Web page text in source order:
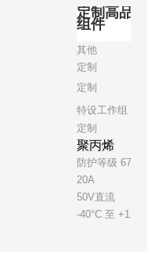
定制高品质
组件
其他
定制
定制
特设工作组 22
定制
聚丙烯
防护等级 67
20A
50V直流
-40°C 至 +125°C